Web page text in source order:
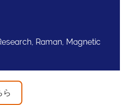
Raman, Magnetic
ら